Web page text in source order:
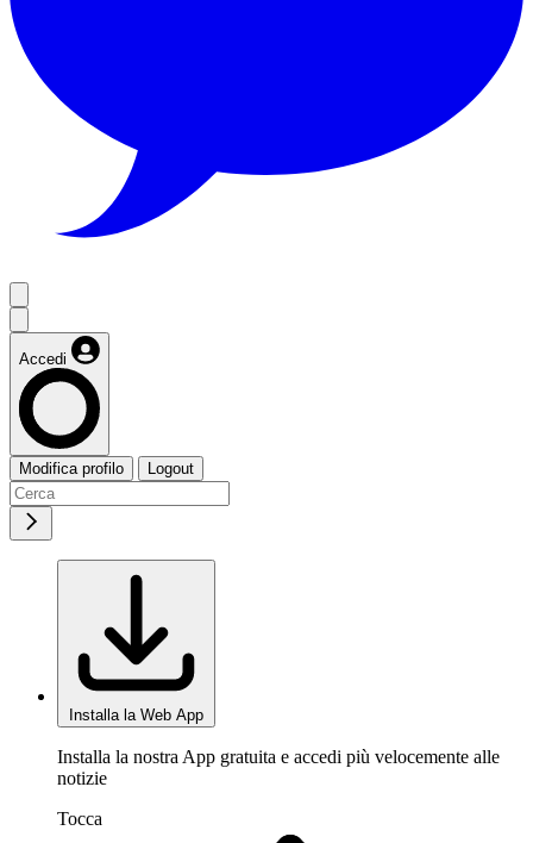
Accedi
Modifica profilo Logout
Installa la Web App
Installa la nostra App gratuita e accedi più velocemente alle
notizie
Tocca